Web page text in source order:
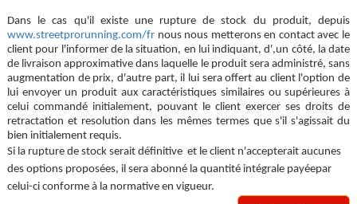
www.streetprorunning.com/fr nous nous metterons en contact avec le
client pour l'informer de la situation, en lui indiquant, d',un côté, la date
de livraison approximative dans laquelle le produit sera administré, sans
augmentation de prix, d'autre part, il lui sera offert au client l'option de
lui envoyer un produit aux caractéristiques similaires ou supérieures à
celui commandé initialement, pouvant le client exercer ses droits de
retractation et resolution dans les mêmes termes que s'il s'agissait du
bien initialement requis.
Si la rupture de stock serait définitive  et le client n'accepterait aucunes
des options proposées, il sera abonné la quantité intégrale payéepar
celui-ci conforme à la normative en vigueur.